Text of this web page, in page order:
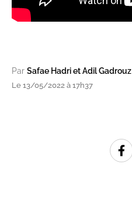
Par Safae Hadri et Adil Gadrouz
Le 13/05/2022 à 17h37